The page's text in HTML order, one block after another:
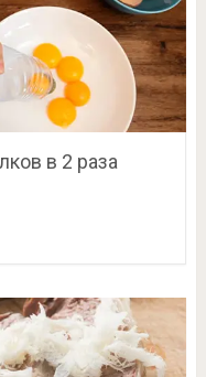
в 2 раза